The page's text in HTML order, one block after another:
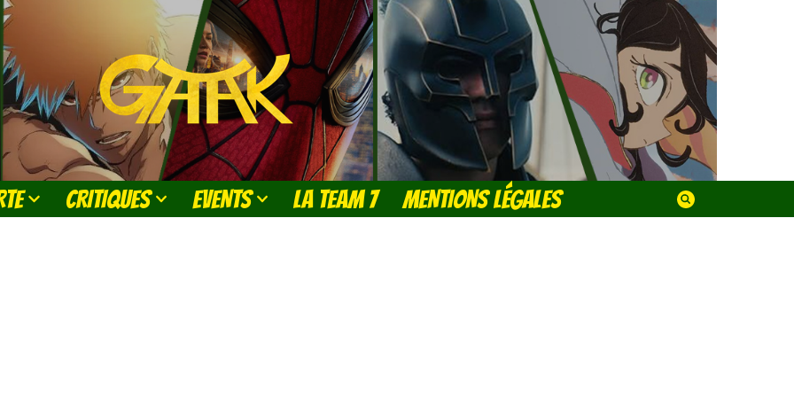
CRITIQUES EVENTS LA TEAM 7 MENTIONS LÉGALES